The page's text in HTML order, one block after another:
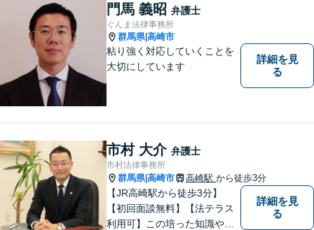
門馬 義昭 弁護士
ぐんま法律事務所
群馬県|高崎市
粘り強く対応していくことを
大切にしています
詳細を見
る
市村 大介 弁護士
市村法律事務所
群馬県|高崎市 高崎駅 から徒歩3分
【JR高崎駅から徒歩3分】
【初回面談無料】【法テラス
利用可】この培った知識や経
詳細を見
る